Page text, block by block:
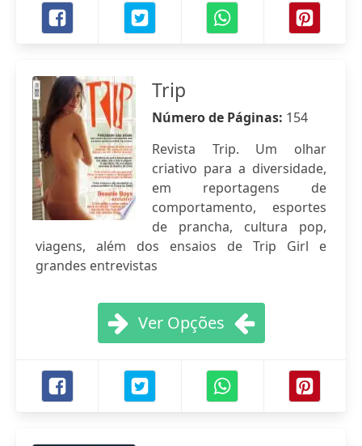
Trip
Número de Páginas: 154
Revista Trip. Um olhar
criativo para a diversidade,
em reportagens de
comportamento, esportes
de prancha, cultura pop,
viagens, além dos ensaios de Trip Girl e
grandes entrevistas
Ver Opções